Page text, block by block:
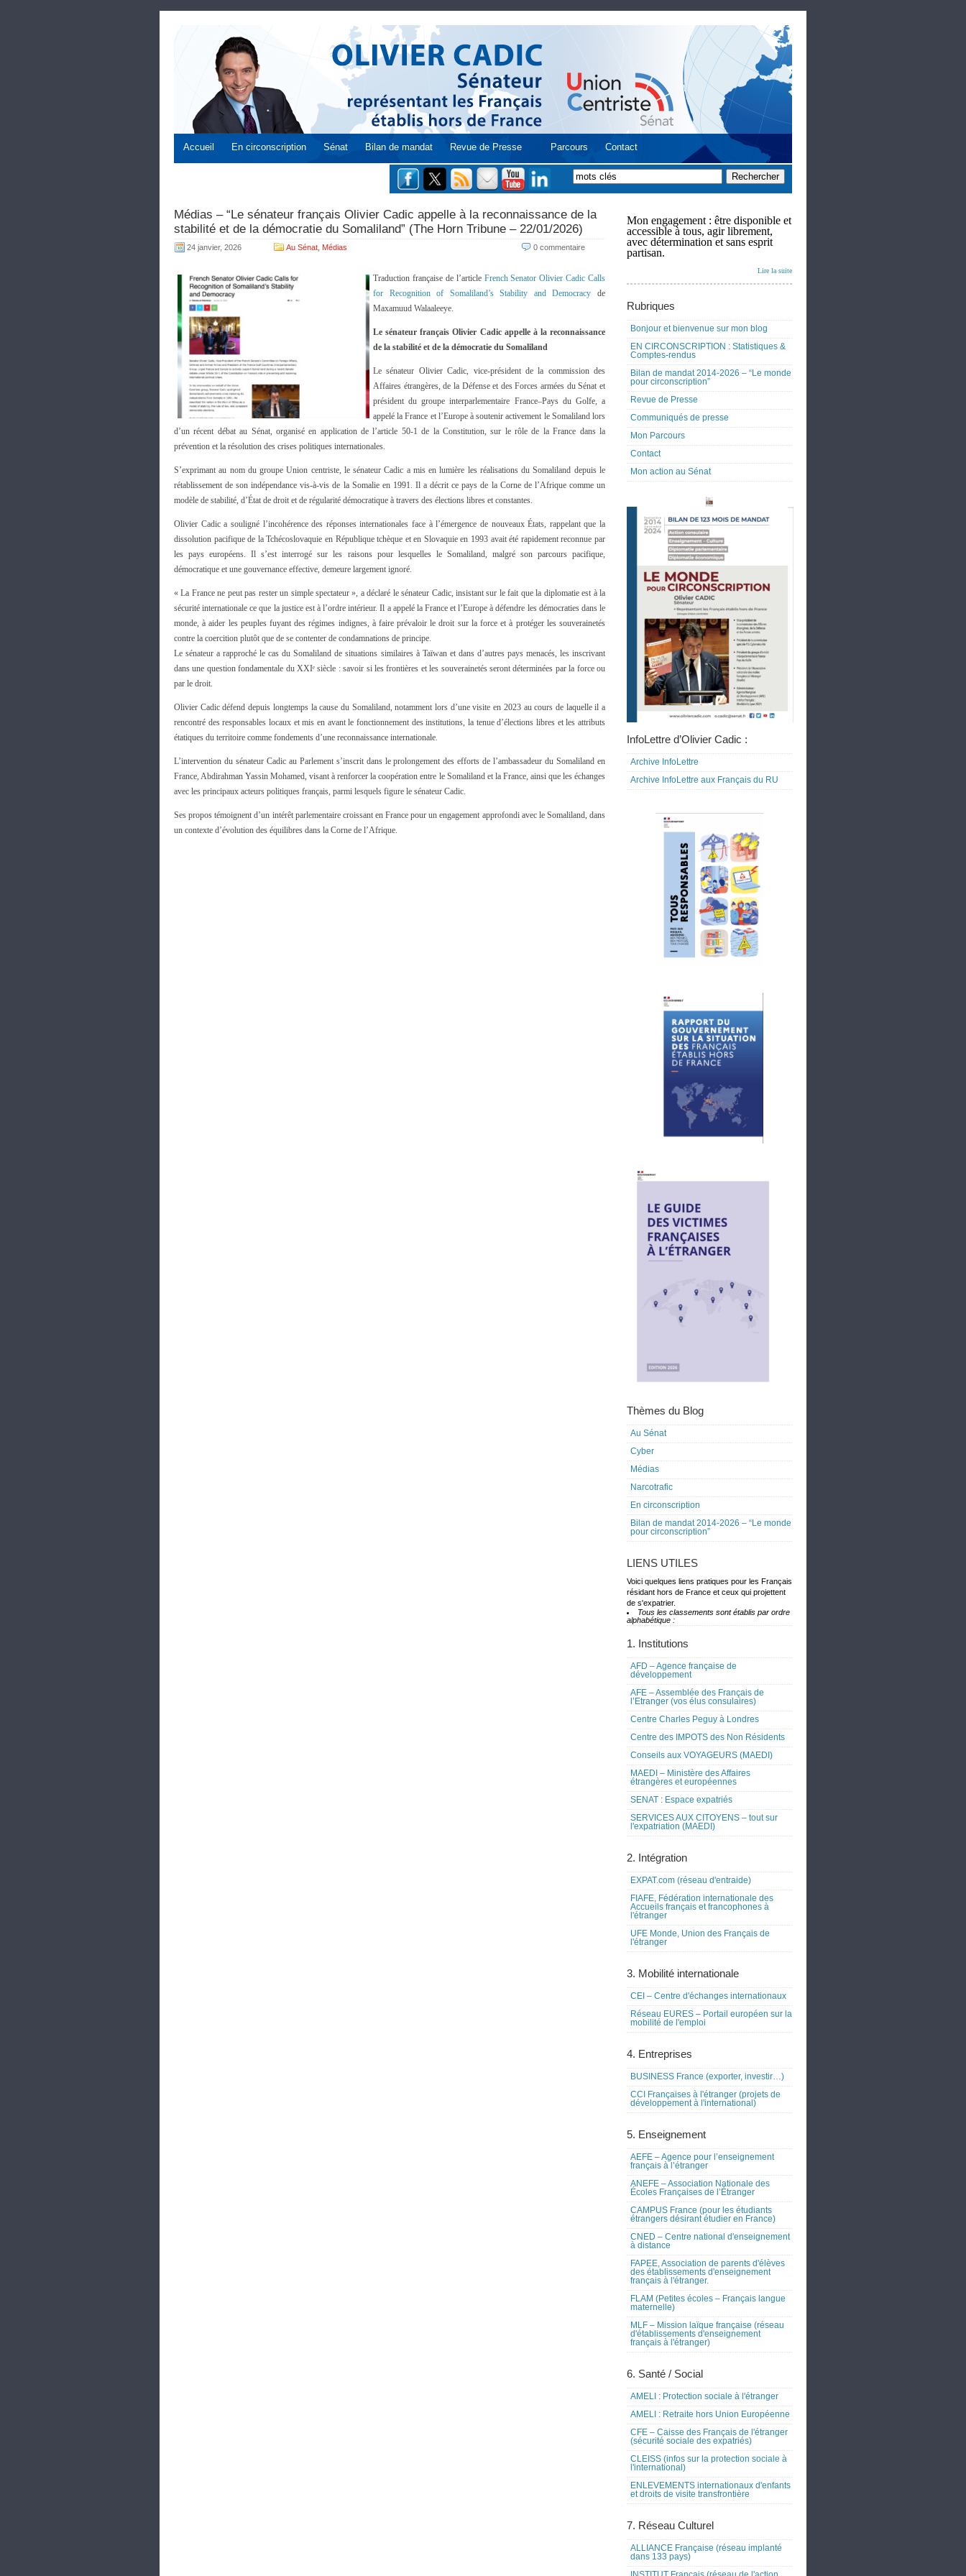
Accueil En circonscription Sénat Bilan de mandat Revue de Presse Parcours Contact
Médias – “Le sénateur français Olivier Cadic appelle à la reconnaissance de la
stabilité et de la démocratie du Somaliland” (The Horn Tribune – 22/01/2026)
24 janvier, 2026 Au Sénat Médias 0 commentaire
Traduction française de l’article French Senator Olivier Cadic Calls
for Recognition of Somaliland’s Stability and Democracy de
Maxamuud Walaaleeye.
Le sénateur français Olivier Cadic appelle à la reconnaissance
de la stabilité et de la démocratie du Somaliland
Le sénateur Olivier Cadic, vice-président de la commission des
Affaires étrangères, de la Défense et des Forces armées du Sénat et
président du groupe interparlementaire France–Pays du Golfe, a
appelé la France et l’Europe à soutenir activement le Somaliland lors
d’un récent débat au Sénat, organisé en application de l’article 50-1 de la Constitution, sur le rôle de la France dans la
prévention et la résolution des crises politiques internationales.
S’exprimant au nom du groupe Union centriste, le sénateur Cadic a mis en lumière les réalisations du Somaliland depuis le
rétablissement de son indépendance vis-à-vis de la Somalie en 1991. Il a décrit ce pays de la Corne de l’Afrique comme un
modèle de stabilité, d’État de droit et de régularité démocratique à travers des élections libres et constantes.
Olivier Cadic a souligné l’incohérence des réponses internationales face à l’émergence de nouveaux États, rappelant que la
dissolution pacifique de la Tchécoslovaquie en République tchèque et en Slovaquie en 1993 avait été rapidement reconnue par
les pays européens. Il s’est interrogé sur les raisons pour lesquelles le Somaliland, malgré son parcours pacifique,
démocratique et une gouvernance effective, demeure largement ignoré.
« La France ne peut pas rester un simple spectateur », a déclaré le sénateur Cadic, insistant sur le fait que la diplomatie est à la
sécurité internationale ce que la justice est à l’ordre intérieur. Il a appelé la France et l’Europe à défendre les démocraties dans le
monde, à aider les peuples fuyant des régimes indignes, à faire prévaloir le droit sur la force et à protéger les souverainetés
contre la coercition plutôt que de se contenter de condamnations de principe.
Le sénateur a rapproché le cas du Somaliland de situations similaires à Taïwan et dans d’autres pays menacés, les inscrivant
dans une question fondamentale du XXIᵉ siècle : savoir si les frontières et les souverainetés seront déterminées par la force ou
par le droit.
Olivier Cadic défend depuis longtemps la cause du Somaliland, notamment lors d’une visite en 2023 au cours de laquelle il a
rencontré des responsables locaux et mis en avant le fonctionnement des institutions, la tenue d’élections libres et les attributs
étatiques du territoire comme fondements d’une reconnaissance internationale.
L’intervention du sénateur Cadic au Parlement s’inscrit dans le prolongement des efforts de l’ambassadeur du Somaliland en
France, Abdirahman Yassin Mohamed, visant à renforcer la coopération entre le Somaliland et la France, ainsi que les échanges
avec les principaux acteurs politiques français, parmi lesquels figure le sénateur Cadic.
Ses propos témoignent d’un intérêt parlementaire croissant en France pour un engagement approfondi avec le Somaliland, dans
un contexte d’évolution des équilibres dans la Corne de l’Afrique.
Mon engagement : être disponible et
accessible à tous, agir librement,
avec détermination et sans esprit
partisan.
Lire la suite
Rubriques
Bonjour et bienvenue sur mon blog
EN CIRCONSCRIPTION : Statistiques &
Comptes-rendus
Bilan de mandat 2014-2026 – “Le monde
pour circonscription”
Revue de Presse
Communiqués de presse
Mon Parcours
Contact
Mon action au Sénat
InfoLettre d’Olivier Cadic :
Archive InfoLettre
Archive InfoLettre aux Français du RU
Thèmes du Blog
Au Sénat
Cyber
Médias
Narcotrafic
En circonscription
Bilan de mandat 2014-2026 – “Le monde
pour circonscription”
LIENS UTILES
Voici quelques liens pratiques pour les Français
résidant hors de France et ceux qui projettent
de s'expatrier.
Tous les classements sont établis par ordre
alphabétique :
1. Institutions
AFD – Agence française de
développement
AFE – Assemblée des Français de
l’Etranger (vos élus consulaires)
Centre Charles Peguy à Londres
Centre des IMPOTS des Non Résidents
Conseils aux VOYAGEURS (MAEDI)
MAEDI – Ministère des Affaires
étrangères et européennes
SENAT : Espace expatriés
SERVICES AUX CITOYENS – tout sur
l'expatriation (MAEDI)
2. Intégration
EXPAT.com (réseau d'entraide)
FIAFE, Fédération internationale des
Accueils français et francophones à
l'étranger
UFE Monde, Union des Français de
l'étranger
3. Mobilité internationale
CEI – Centre d'échanges internationaux
Réseau EURES – Portail européen sur la
mobilité de l'emploi
4. Entreprises
BUSINESS France (exporter, investir…)
CCI Françaises à l'étranger (projets de
développement à l'international)
5. Enseignement
AEFE – Agence pour l’enseignement
français à l’étranger
ANEFE – Association Nationale des
Écoles Françaises de l’Étranger
CAMPUS France (pour les étudiants
étrangers désirant étudier en France)
CNED – Centre national d'enseignement
à distance
FAPEE, Association de parents d'élèves
des établissements d'enseignement
français à l'étranger.
FLAM (Petites écoles – Français langue
maternelle)
MLF – Mission laïque française (réseau
d'établissements d'enseignement
français à l'étranger)
6. Santé / Social
AMELI : Protection sociale à l'étranger
AMELI : Retraite hors Union Européenne
CFE – Caisse des Français de l'étranger
(sécurité sociale des expatriés)
CLEISS (infos sur la protection sociale à
l'international)
ENLEVEMENTS internationaux d'enfants
et droits de visite transfrontière
7. Réseau Culturel
ALLIANCE Française (réseau implanté
dans 133 pays)